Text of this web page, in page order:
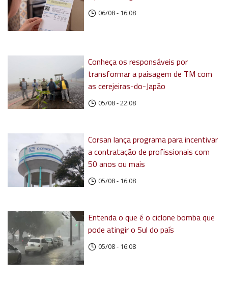
06/08 - 16:08
Conheça os responsáveis por
transformar a paisagem de TM com
as cerejeiras-do-Japão
05/08 - 22:08
Corsan lança programa para incentivar
a contratação de profissionais com
50 anos ou mais
05/08 - 16:08
Entenda o que é o ciclone bomba que
pode atingir o Sul do país
05/08 - 16:08